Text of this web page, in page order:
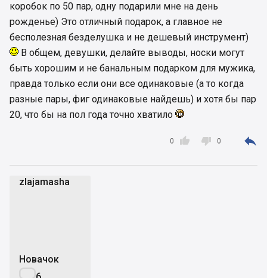
коробок по 50 пар, одну подарили мне на день
рожденье) Это отличный подарок, а главное не
бесполезная безделушка и не дешевый инструмент)
В общем, девушки, делайте выводы, носки могут
быть хорошим и не банальным подарком для мужика,
правда только если они все одинаковые (а то когда
разные пары, фиг одинаковые найдешь) и хотя бы пар
20, что бы на пол года точно хватило

0  0 
zlajamasha
Новачок